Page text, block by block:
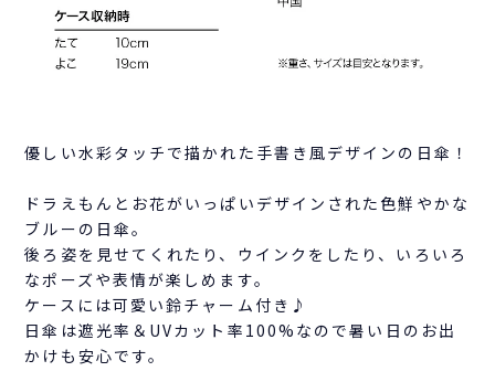
優しい水彩タッチで描かれた手書き風デザインの日傘！
ドラえもんとお花がいっぱいデザインされた色鮮やかな
ブルーの日傘。
後ろ姿を見せてくれたり、ウインクをしたり、いろいろ
なポーズや表情が楽しめます。
ケースには可愛い鈴チャーム付き♪
日傘は遮光率＆UVカット率100%なので暑い日のお出
かけも安心です。